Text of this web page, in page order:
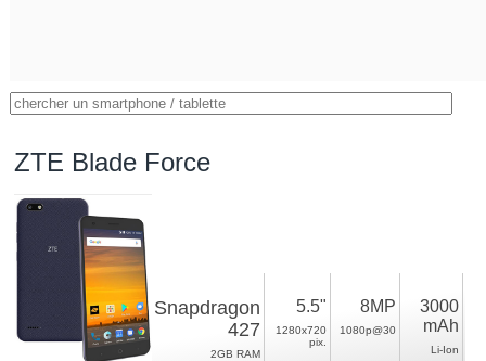
ZTE Blade Force
Snapdragon
427
2GB RAM
5.5"
1280x720
pix.
8MP
1080p@30
3000
mAh
Li-Ion